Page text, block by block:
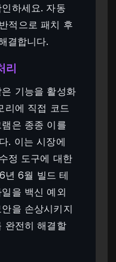
하세요. 자동
적으로 패치 후
결합니다.
리
기능을 활성화
리에 직접 코드
은 종종 이를
. 이는 시장에
정 도구에 대한
년 6월 빌드 테
을 백신 예외
을 손상시키지
완전히 해결할